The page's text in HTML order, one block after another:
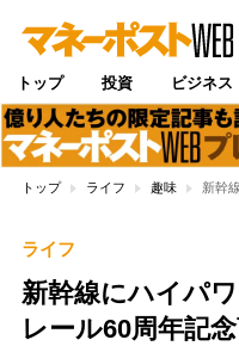
トップ 投資 ビジネス
トップ ライフ 趣味 新幹
ライフ
新幹線にハイパ
レール60周年記